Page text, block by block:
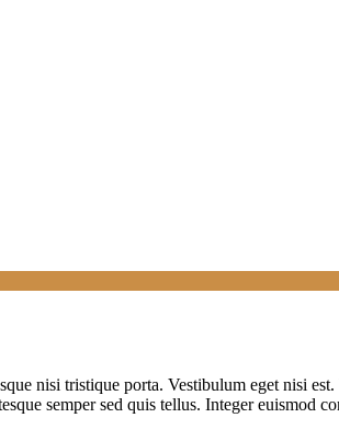
nisi tristique porta. Vestibulum eget nisi
semper sed quis tellus. Integer euismod